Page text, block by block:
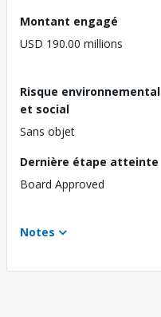
Montant engagé
USD 190.00 millions
Risque environnemental
et social
Sans objet
Dernière étape atteinte
Board Approved
Notes